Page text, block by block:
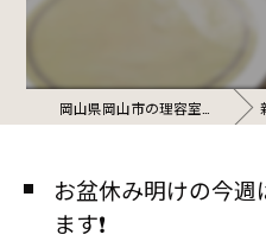
お盆休み明けの今
ます❗️